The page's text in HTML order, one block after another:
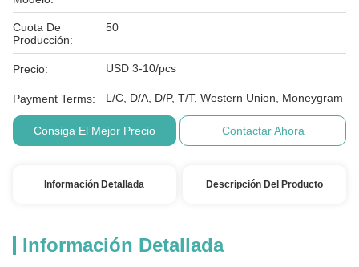
Cuota De
Producción:
50
Precio: USD 3-10/pcs
Payment Terms: L/C, D/A, D/P, T/T, Western Union, Moneygram
Consiga El Mejor Precio Contactar Ahora
Información Detallada Descripción Del Producto
Información Detallada